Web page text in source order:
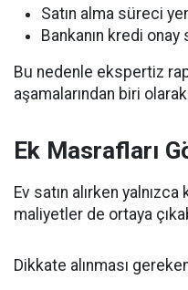
Satın alma süreci
Bankanın kredi
Bu nedenle ekspertiz
aşamalarından biri
Ek Masrafları
Ev satın alırken
maliyetler de ortaya
Dikkate alınması